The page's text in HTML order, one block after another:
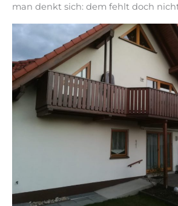
man denkt sich: dem fehlt doch